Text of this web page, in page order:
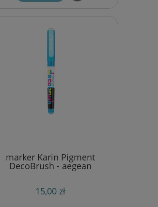
do wycinania
- balony 01
0,50 zł
0,50 zł
marker Karin Pigment
DecoBrush - aegean
(niebieski) [2915U]
15,00 zł